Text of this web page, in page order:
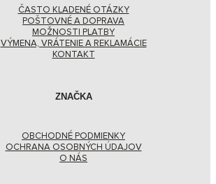
ČASTO KLADENÉ OTÁZKY
POŠTOVNÉ A DOPRAVA
MOŽNOSTI PLATBY
VÝMENA, VRÁTENIE A REKLAMÁCIE
KONTAKT
ZNAČKA
OBCHODNÉ PODMIENKY
OCHRANA OSOBNÝCH ÚDAJOV
O NÁS